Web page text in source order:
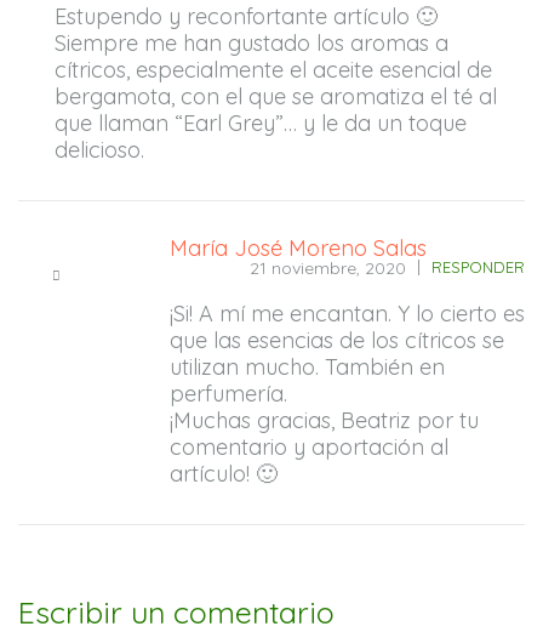
Estupendo y reconfortante artículo 🙂
Siempre me han gustado los aromas a
cítricos, especialmente el aceite esencial de
bergamota, con el que se aromatiza el té al
que llaman “Earl Grey”… y le da un toque
delicioso.
María José Moreno Salas
RESPONDER
21 noviembre, 2020
¡Si! A mí me encantan. Y lo cierto es
que las esencias de los cítricos se
utilizan mucho. También en
perfumería.
¡Muchas gracias, Beatriz por tu
comentario y aportación al
artículo! 🙂
Escribir un comentario